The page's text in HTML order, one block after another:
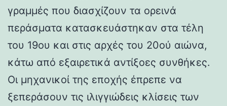
γραμμές που διασχίζουν τα ορεινά
περάσματα κατασκευάστηκαν στα τέλη
του 19ου και στις αρχές του 20ού αιώνα,
κάτω από εξαιρετικά αντίξοες συνθήκες.
Οι μηχανικοί της εποχής έπρεπε να
ξεπεράσουν τις ιλιγγιώδεις κλίσεις των